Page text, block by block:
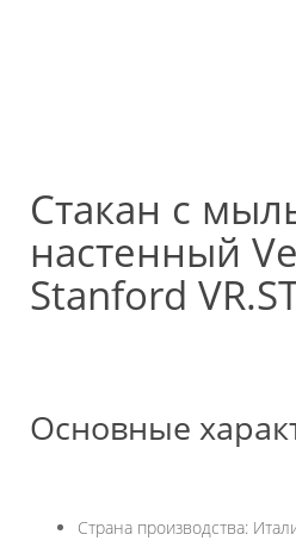
Стакан с
настенный
Stanford
Основные
Страна производства: